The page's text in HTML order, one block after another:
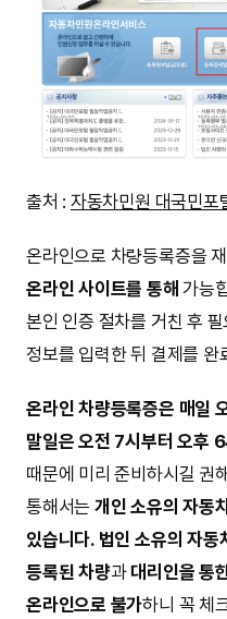
출처 : 자동차민원 대국민포
온라인으로 차량등록증을
온라인 사이트를 통해 가능
본인 인증 절차를 거친 후
정보를 입력한 뒤 결제를 완
온라인 차량등록증은 매일
말일은 오전 7시부터 오후
때문에 미리 준비하시길 권
통해서는 개인 소유의 자동
있습니다. 법인 소유의 자
등록된 차량과대리인을 통
온라인으로 불가하니 꼭 체